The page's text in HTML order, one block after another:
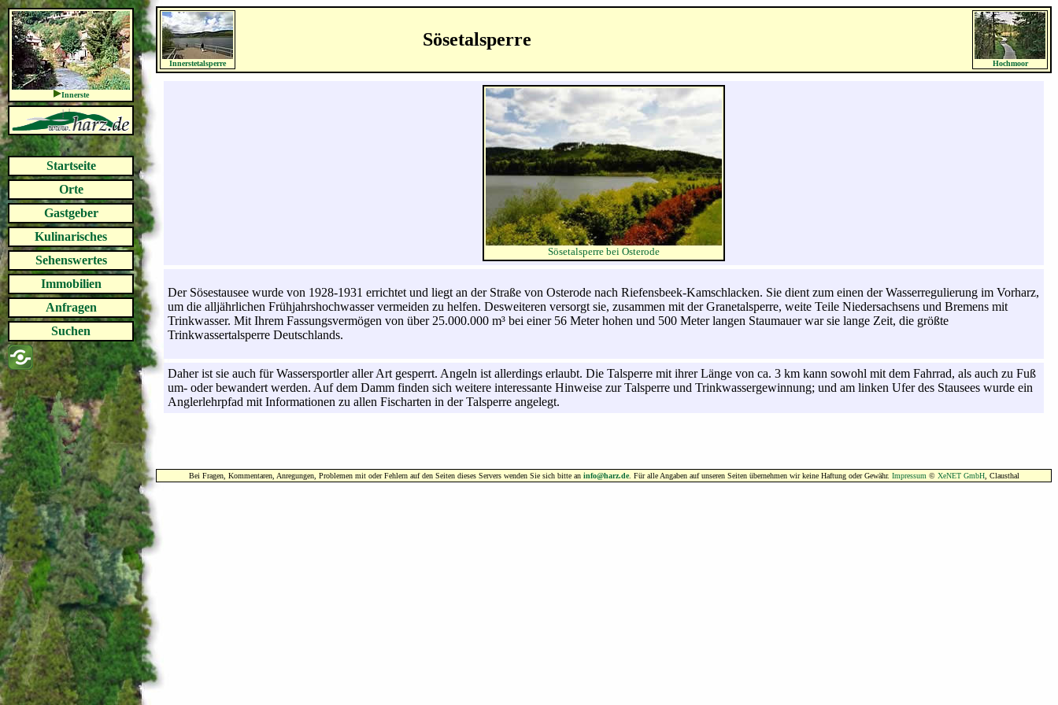
Innerste
Startseite
Orte
Gastgeber
Kulinarisches
Sehenswertes
Immobilien
Anfragen
Suchen
Innerstetalsperre
Sösetalsperre
Hochmoor
Sösetalsperre bei Osterode
Der Sösestausee wurde von 1928-1931 errichtet und liegt an der Straße von Osterode nach Riefensbeek-Kamschlacken. Sie dient zum einen der Wasserregulierung im Vorharz,
um die alljährlichen Frühjahrshochwasser vermeiden zu helfen. Desweiteren versorgt sie, zusammen mit der Granetalsperre, weite Teile Niedersachsens und Bremens mit
Trinkwasser. Mit Ihrem Fassungsvermögen von über 25.000.000 m³ bei einer 56 Meter hohen und 500 Meter langen Staumauer war sie lange Zeit, die größte
Trinkwassertalsperre Deutschlands.
Daher ist sie auch für Wassersportler aller Art gesperrt. Angeln ist allerdings erlaubt. Die Talsperre mit ihrer Länge von ca. 3 km kann sowohl mit dem Fahrrad, als auch zu Fuß
um- oder bewandert werden. Auf dem Damm finden sich weitere interessante Hinweise zur Talsperre und Trinkwassergewinnung; und am linken Ufer des Stausees wurde ein
Anglerlehrpfad mit Informationen zu allen Fischarten in der Talsperre angelegt.
Bei Fragen, Kommentaren, Anregungen, Problemen mit oder Fehlern auf den Seiten dieses Servers wenden Sie sich bitte an info@harz.de. Für alle Angaben auf unseren Seiten übernehmen wir keine Haftung oder Gewähr. Impressum © XeNET GmbH, Clausthal